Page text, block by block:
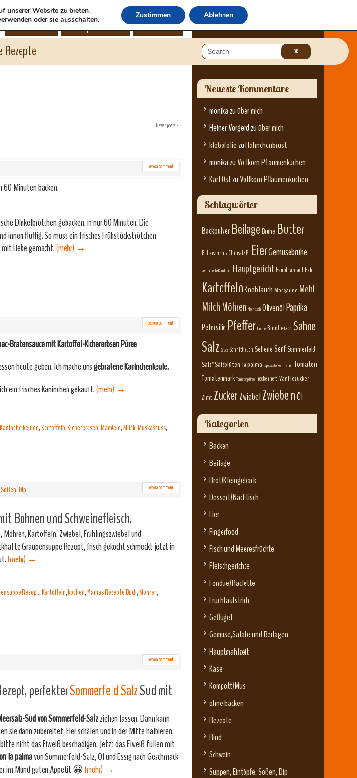
Rezepte
Startseite Rezeptübersicht über mich
Newer posts»
Leave a comment
Minuten backen.
Dinkelbrötchen gebacken, in nur 60 Minuten. Die
innen fluffig. So muss ein frisches Frühstücksbrötchen
mit Liebe gemacht.(mehr) →
Leave a comment
Bratensauce mit Kartoffel-Kichererbsen Püree
heute geben. Ich mache unsgebratene Kaninchenkeule.
ein frisches Kaninchen gekauft.(mehr) →
Kaninchelkeulen,Kartoffeln,Kichererbsen,Mandeln,Milch,Muskasnuss,
Dip Leave a comment
Bohnen und Schweinefleisch.
Kartoffeln, Zwiebel, Frühlingszwiebel und
Graupensuppe Rezept, frisch gekocht schmeckt jetzt in
(mehr) →
Rezept,Kartoffeln,kochen,Mamas Rezepte Buch,Möhren,
Leave a comment
perfekterSommerfeld SalzSud mit
Sud von Sommerfeld-Salzziehen lassen. Dann kann
sie dann zubereitet, Eier schälen und in der Mitte halbieren,
nicht das Eiweiß beschädigen. Jetzt das Eiweiß füllen mit
la palmavon Sommerfeld-Salz, Öl und Essig nach Geschmack
im Mund guten Appetit 😀(mehr) →
Neueste Kommentare
monika zuüber mich
Heiner Vorgerd zuüber mich
klebefolie zuHähnchenbrust
monika zuVollkorn Pflaumenkuchen
Karl OstzuVollkorn Pflaumenkuchen
Schlagwörter
Backpulver BeilageBrühe Butter
ButterschmalzChilisalz Ei EierGemüsebrühe
geräucherte Knoblauch Hauptgericht Hauptmahlzeit Hefe
KartoffelnKnoblauch Margarine Mehl
MilchMöhren Nachtisch OlivenölPaprika
Petersilie Pfeffer Porree Rindfleisch Sahne
Salz Sauce Schnittlauch SellerieSenfSommerfeld
Salz" Salzblüten 'la palma' Speisestärke Thymian Tomaten
Tomatenmark Tomatenpüree Trockenhefe Vanillezucker
Zimt ZuckerZwiebelZwiebelnÖl
Kategorien
Backen
Beilage
Brot/Kleingebäck
Dessert/Nachtisch
Eier
Fingerfood
Fisch und Meeresfrüchte
Fleischgerichte
Fondue/Raclette
Fruchtaufstrich
Geflügel
Gemüse,Salate und Beilagen
Hauptmahlzeit
Käse
Kompott/Mus
ohne backen
Rezepte
Rind
Schwein
Suppen, Eintöpfe, Soßen, Dip
unserer Website zu bieten.
oder sie ausschalten. Zustimmen Ablehnen